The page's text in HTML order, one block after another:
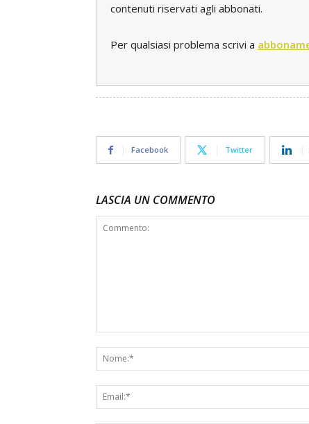
contenuti riservati agli abbonati.
Per qualsiasi problema scrivi a
Facebook Twitter
LASCIA UN COMMENTO